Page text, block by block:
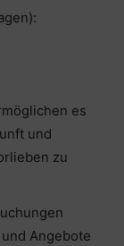
es
und
zu
Angebote